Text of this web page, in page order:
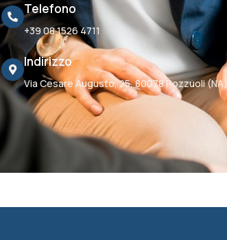
Telefono
+39 08 1526 4711
Indirizzo
Via Cesare Augusto, 25, 80078 Pozzuoli (NA)